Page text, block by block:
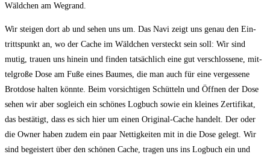
Wäld­chen am Wegrand.
Wir stei­gen dort ab und sehen uns um. Das Navi zeigt uns genau den Ein­
tritts­punkt an, wo der Cache im Wäld­chen ver­steckt sein soll: Wir sind
mutig, trau­en uns hin­ein und fin­den tat­säch­lich eine gut ver­schlos­se­ne, mit­
tel­gro­ße Dose am Fuße eines Bau­mes, die man auch für eine ver­ges­se­ne
Brot­do­se hal­ten könn­te. Beim vor­sich­ti­gen Schüt­teln und Öff­nen der Dose
sehen wir aber sogleich ein schö­nes Log­buch sowie ein klei­nes Zer­ti­fi­kat,
das bestä­tigt, dass es sich hier um einen Ori­gi­nal-Cache han­delt. Der oder
die Owner haben zudem ein paar Net­tig­kei­ten mit in die Dose gelegt. Wir
sind begeis­tert über den schö­nen Cache, tra­gen uns ins Log­buch ein und